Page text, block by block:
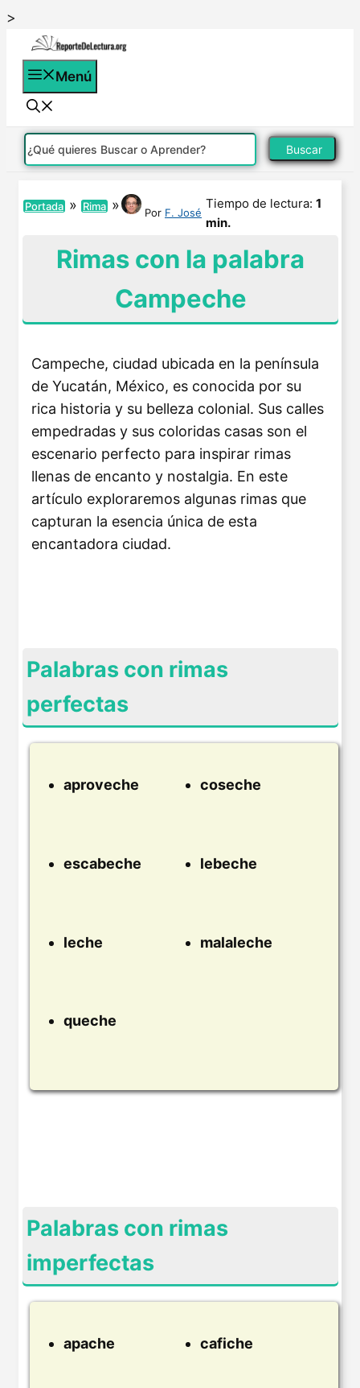
>
contenido
Menú
Buscar
Portada » Rima » Por F. José
Tiempo de lectura: 1
min.
Rimas con la palabra
Campeche
Campeche, ciudad ubicada en la península
de Yucatán, México, es conocida por su
rica historia y su belleza colonial. Sus calles
empedradas y sus coloridas casas son el
escenario perfecto para inspirar rimas
llenas de encanto y nostalgia. En este
artículo exploraremos algunas rimas que
capturan la esencia única de esta
encantadora ciudad.
Palabras con rimas
perfectas
aproveche coseche
escabeche lebeche
leche malaleche
queche
Palabras con rimas
imperfectas
apache cafiche